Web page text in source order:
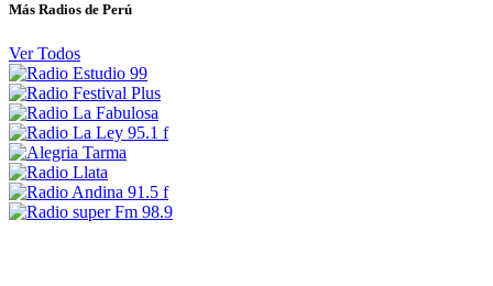
Más Radios de Perú
Ver Todos